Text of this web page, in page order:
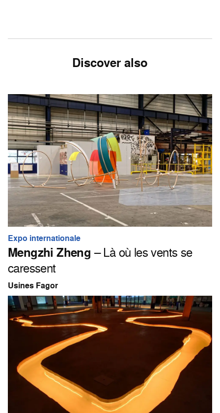
Discover also
Expo internationale
Mengzhi Zheng – Là où les vents se
caressent
Usines Fagor